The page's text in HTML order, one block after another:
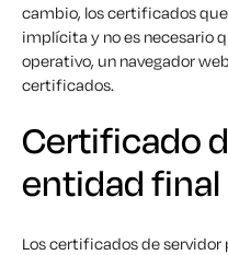
cambio, los certificados
implícita y no es necesario
operativo, un navegador
certificados.
Certificado
entidad final
Los certificados de